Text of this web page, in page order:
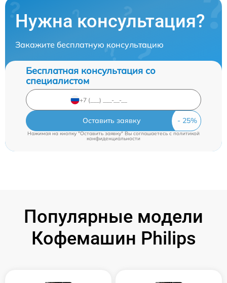
Нужна консультация?
Закажите бесплатную консультацию
Бесплатная консультация со
специалистом
Оставить заявку
Нажимая на кнопку "Оставить заявку" Вы соглашаетесь cполитикой
конфиденциальности
Популярные модели
Кофемашин Philips